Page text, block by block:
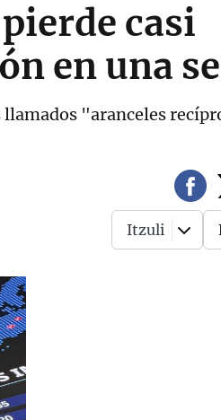
casi
en una
llamados "aranceles
Itzuli